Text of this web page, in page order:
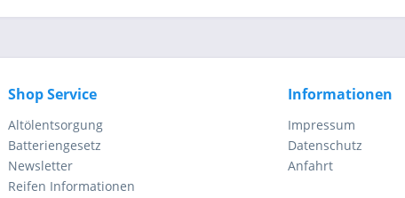
Shop Service
Altölentsorgung
Batteriengesetz
Newsletter
Reifen Informationen
Informationen
Impressum
Datenschutz
Anfahrt